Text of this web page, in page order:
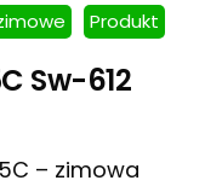
Produkt
Sw-612
– zimowa